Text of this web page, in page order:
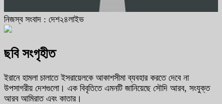
নিজস্ব সংবাদ : দেশ২৪লাইভ
ছবি সংগৃহীত
ইরানে হামলা চালাতে ইসরায়েলকে আকাশসীমা ব্যবহার করতে দেবে না
উপসাগরীয় দেশগুলো। এক বিবৃতিতে এমনটি জানিয়েছে সৌদি আরব, সংযুক্ত
আরব আমিরাত এবং কাতার।